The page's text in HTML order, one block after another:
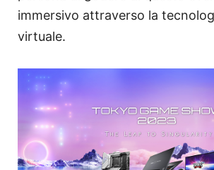
immersivo attraverso la
virtuale.